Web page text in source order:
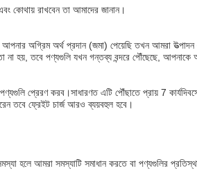
কোথায় রাখবেন তা আমাদের জানান।
অগ্রিম অর্থ প্রদান (জমা) পেয়েছি তখন আমরা
হয়, তবে পণ্যগুলি যখন গন্তব্য বন্দরে পৌঁছেছে,
প্রেরণ করব।সাধারণত এটি পৌঁছাতে প্রায় 7
তবে ফ্রেইট চার্জ আরও ব্যয়বহুল হবে।
হলে আমরা সমস্যাটি সমাধান করতে বা পণ্যগুলির